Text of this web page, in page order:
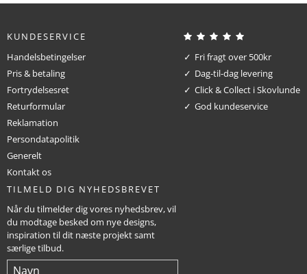
KUNDESERVICE
Handelsbetingelser
Pris & betaling
Fortrydelsesret
Returformular
Reklamation
Persondatapolitik
Generelt
Kontakt os
Fri fragt over 500kr
Dag-til-dag levering
Click & Collect i Skovlunde
God kundeservice
TILMELD DIG NYHEDSBREVET
Når du tilmelder dig vores nyhedsbrev, vil
du modtage besked om nye designs,
inspiration til dit næste projekt samt
særlige tilbud.